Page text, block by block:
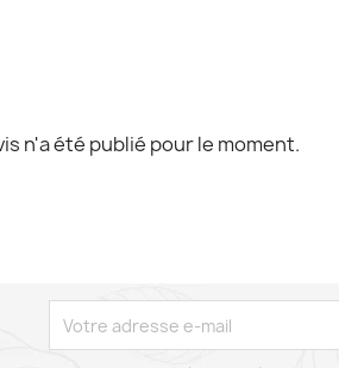
n'a été publié pour le moment.